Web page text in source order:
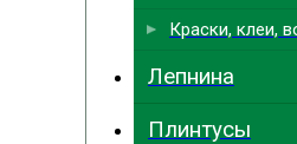
Краски, клеи,
Лепнина
Плинтусы